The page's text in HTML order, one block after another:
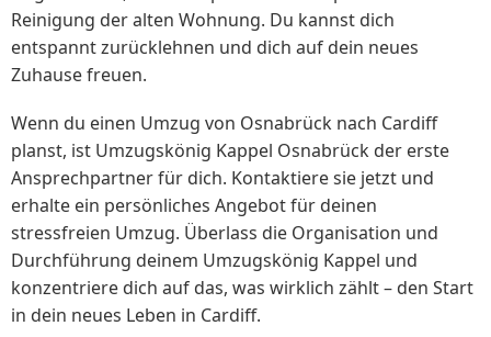
Reinigung der alten Wohnung. Du kannst dich
entspannt zurücklehnen und dich auf dein neues
Zuhause freuen.
Wenn du einen Umzug von Osnabrück nach Cardiff
planst, ist Umzugskönig Kappel Osnabrück der erste
Ansprechpartner für dich. Kontaktiere sie jetzt und
erhalte ein persönliches Angebot für deinen
stressfreien Umzug. Überlass die Organisation und
Durchführung deinem Umzugskönig Kappel und
konzentriere dich auf das, was wirklich zählt – den Start
in dein neues Leben in Cardiff.